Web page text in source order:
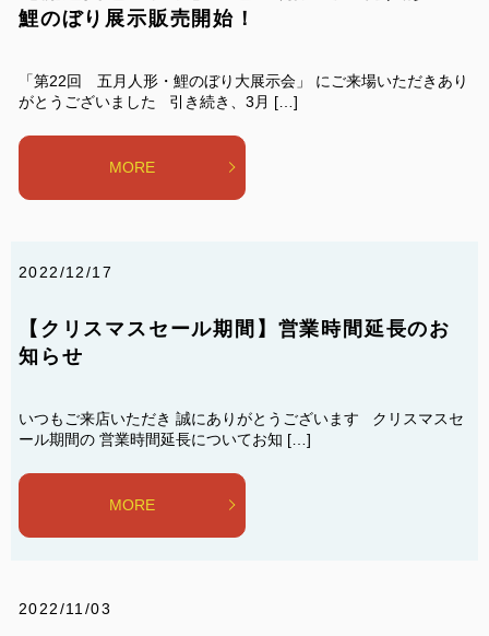
鯉のぼり展示販売開始！
「第22回 五月人形・鯉のぼり大展示会」 にご来場いただきあり
がとうございました 引き続き、3月 […]
MORE
2022/12/17
【クリスマスセール期間】営業時間延長のお
知らせ
いつもご来店いただき 誠にありがとうございます クリスマスセ
ール期間の 営業時間延長についてお知 […]
MORE
2022/11/03